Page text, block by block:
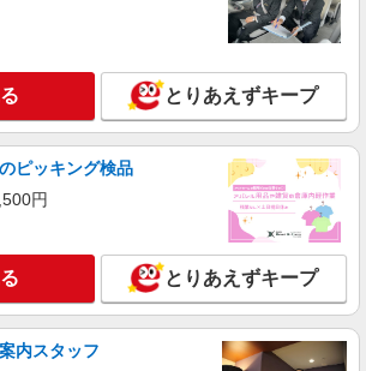
とりあえずキープ
ピッキング検品
円
とりあえずキープ
内スタッフ